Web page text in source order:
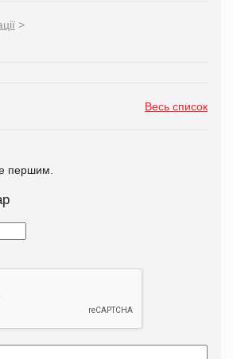
>
Весь список
першим.